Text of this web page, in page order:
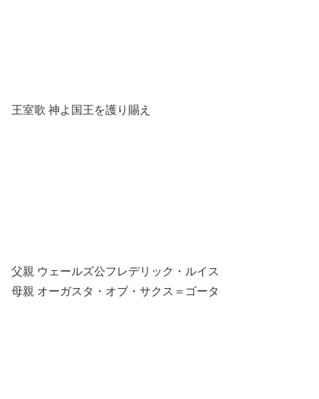
王室歌 神よ国王を護り賜え
父親 ウェールズ公フレデリック・ルイス
母親 オーガスタ・オブ・サクス＝ゴータ